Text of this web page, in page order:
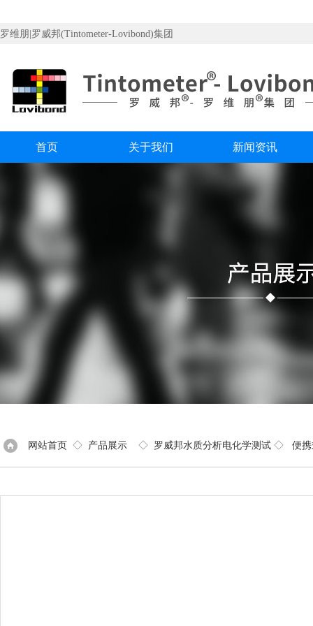
罗维朋|罗威邦(Tintometer-Lovibond)集团
首页 关于我们 新闻资讯
网站首页 ◇ 产品展示 ◇ 罗威邦水质分析电化学测试 ◇ 便